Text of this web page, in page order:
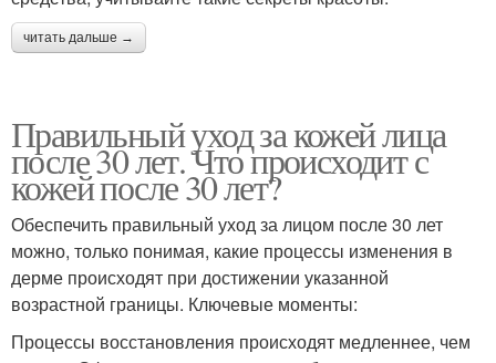
читать дальше →
Правильный уход за кожей лица
после 30 лет. Что происходит с
кожей после 30 лет?
Обеспечить правильный уход за лицом после 30 лет
можно, только понимая, какие процессы изменения в
дерме происходят при достижении указанной
возрастной границы. Ключевые моменты:
Процессы восстановления происходят медленнее, чем